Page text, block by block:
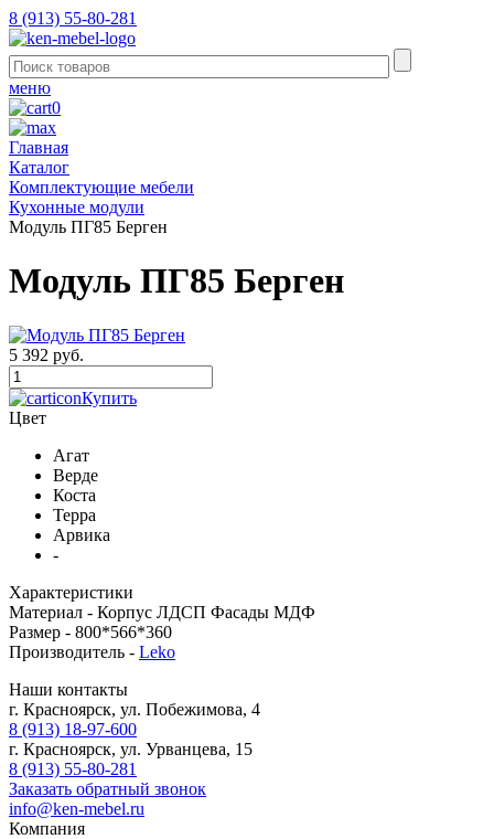
8 (913) 55-80-281
меню
0
Главная
Каталог
Комплектующие мебели
Кухонные модули
Модуль ПГ85 Берген
Модуль ПГ85 Берген
5 392 руб.
Купить
Цвет
Агат
Верде
Коста
Терра
Арвика
-
Характеристики
Материал - Корпус ЛДСП Фасады МДФ
Размер - 800*566*360
Производитель - Leko
Наши контакты
г. Красноярск, ул. Побежимова, 4
8 (913) 18-97-600
г. Красноярск, ул. Урванцева, 15
8 (913) 55-80-281
Заказать обратный звонок
info@ken-mebel.ru
Компания